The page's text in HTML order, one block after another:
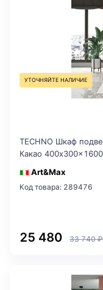
УТОЧНЯЙТЕ НАЛИЧИЕ
TECHNO Шкаф
Какао
Art&Max
Код товара: 289476
25 480 33 740 ₽